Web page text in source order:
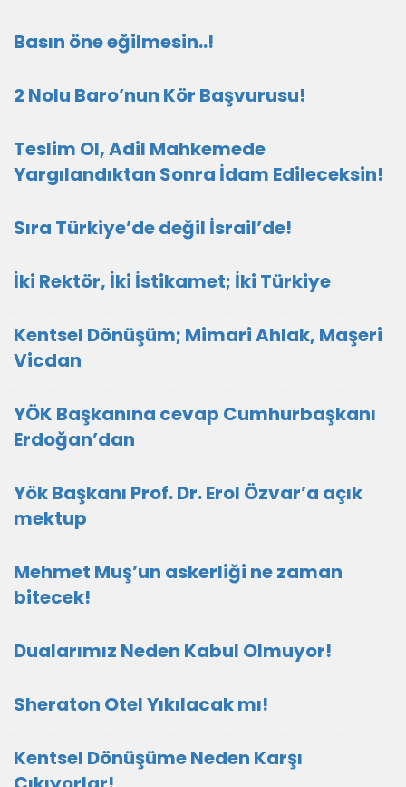
Basın öne eğilmesin..!
2 Nolu Baro’nun Kör Başvurusu!
Teslim Ol, Adil Mahkemede
Yargılandıktan Sonra İdam Edileceksin!
Sıra Türkiye’de değil İsrail’de!
İki Rektör, İki İstikamet; İki Türkiye
Kentsel Dönüşüm; Mimari Ahlak, Maşeri
Vicdan
YÖK Başkanına cevap Cumhurbaşkanı
Erdoğan’dan
Yök Başkanı Prof. Dr. Erol Özvar’a açık
mektup
Mehmet Muş’un askerliği ne zaman
bitecek!
Dualarımız Neden Kabul Olmuyor!
Sheraton Otel Yıkılacak mı!
Kentsel Dönüşüme Neden Karşı